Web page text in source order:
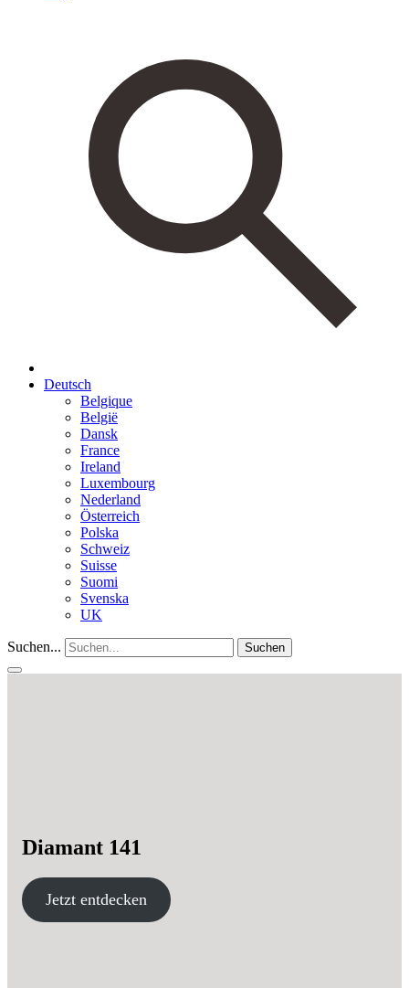
Deutsch
Belgique
België
Dansk
France
Ireland
Luxembourg
Nederland
Österreich
Polska
Schweiz
Suisse
Suomi
Svenska
UK
Suchen... Suchen
Diamant 141
Jetzt entdecken